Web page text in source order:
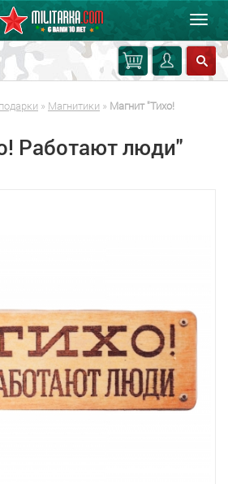
» Магнитики » Магнит "Тихо!
Работают люди"